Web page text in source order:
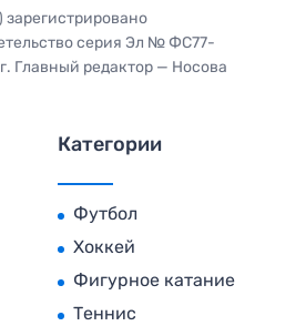
зарегистрировано
серия Эл № ФС77-
Главный редактор — Носова
Категории
Футбол
Хоккей
Фигурное катание
Теннис